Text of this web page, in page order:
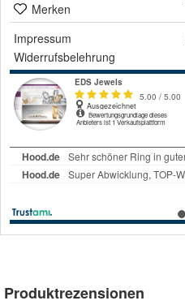
Merken
Impressum
Widerrufsbelehrung
Produktrezensionen